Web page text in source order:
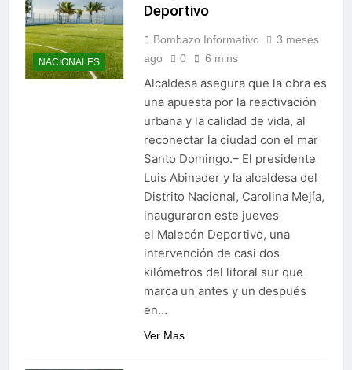
NACIONALES
Deportivo
Bombazo Informativo
3 meses
ago
0 6 mins
Alcaldesa asegura que la obra es
una apuesta por la reactivación
urbana y la calidad de vida, al
reconectar la ciudad con el mar
Santo Domingo.– El presidente
Luis Abinader y la alcaldesa del
Distrito Nacional, Carolina Mejía,
inauguraron este jueves
el Malecón Deportivo, una
intervención de casi dos
kilómetros del litoral sur que
marca un antes y un después
en…
Ver Mas